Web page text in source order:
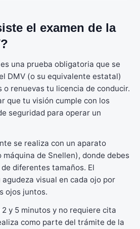
el examen de la
una prueba obligatoria que se
DMV (o su equivalente estatal)
o renuevas tu licencia de conducir.
que tu visión cumple con los
seguridad para operar un
se realiza con un aparato
máquina de Snellen), donde debes
diferentes tamaños. El
visual en cada ojo por
ojos juntos.
y 5 minutos y no requiere cita
como parte del trámite de la